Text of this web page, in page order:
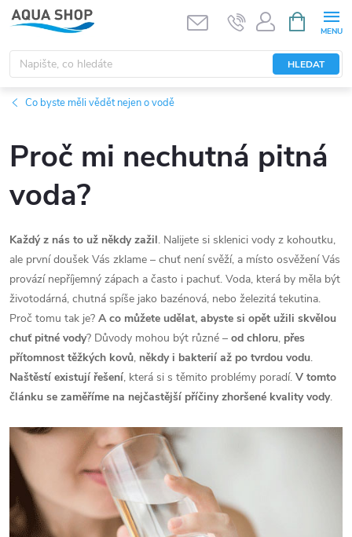
Přejít
na
obsah
HLEDAT
NÁKUPNÍ
KOŠÍK
Co byste měli vědět nejen o vodě
Proč mi nechutná pitná
voda?
Každý z nás to už někdy zažil. Nalijete si sklenici vody z kohoutku,
ale první doušek Vás zklame – chuť není svěží, a místo osvěžení Vás
provází nepříjemný zápach a často i pachuť. Voda, která by měla být
životodárná, chutná spíše jako bazénová, nebo železitá tekutina.
Proč tomu tak je? A co můžete udělat, abyste si opět užili skvělou
chuť pitné vody? Důvody mohou být různé – od chloru, přes
přítomnost těžkých kovů, někdy i bakterií až po tvrdou vodu.
Naštěstí existují řešení, která si s těmito problémy poradí. V tomto
článku se zaměříme na nejčastější příčiny zhoršené kvality vody.